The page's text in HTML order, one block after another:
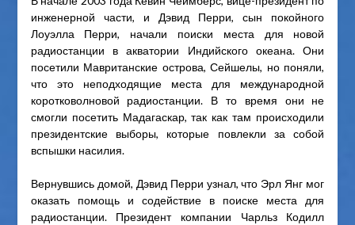
инженерной части, и Дэвид Перри, сын покойного
Лоуэлла Перри, начали поиски места для новой
радиостанции в акватории Индийского океана. Они
посетили Мавританские острова, Сейшелы, но поняли,
что это неподходящие места для международной
коротковолновой радиостанции. В то время они не
смогли посетить Мадагаскар, так как там происходили
президентские выборы, которые повлекли за собой
вспышки насилия.
Вернувшись домой, Дэвид Перри узнал, что Эрл Янг мог
оказать помощь и содействие в поиске места для
радиостанции. Президент компании Чарльз Кодилл